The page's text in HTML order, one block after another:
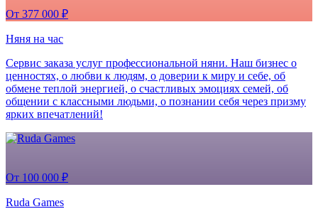
От 377 000 ₽
Няня на час
Сервис заказа услуг профессиональной няни. Наш бизнес о
ценностях, о любви к людям, о доверии к миру и себе, об
обмене теплой энергией, о счастливых эмоциях семей, об
общении с классными людьми, о познании себя через призму
ярких впечатлений!
От 100 000 ₽
Ruda Games